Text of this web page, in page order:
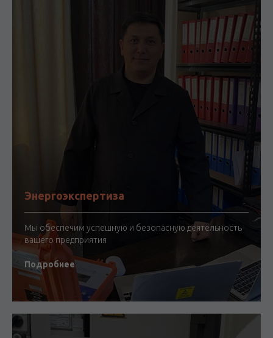
Энергоэкспертиза
Мы обеспечим успешную и безопасную деятельность
вашего предприятия
Подробнее